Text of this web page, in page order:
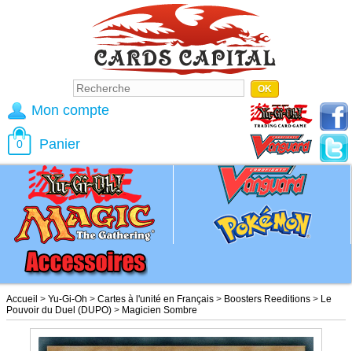
Accueil > Yu-Gi-Oh > Cartes à l'unité en Français > Boosters Reeditions > Le
Pouvoir du Duel (DUPO) > Magicien Sombre
Mon compte
0 Panier